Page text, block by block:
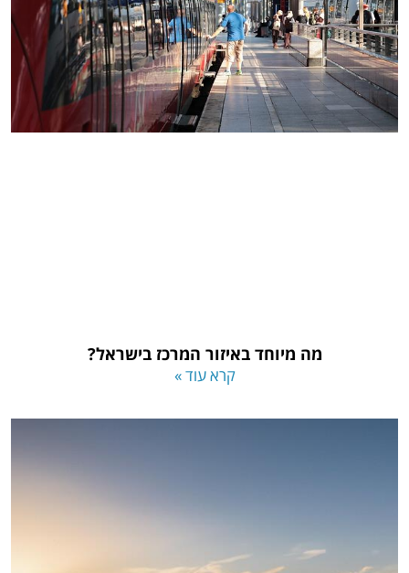
מה מיוחד באיזור המרכז בישראל?
קרא עוד »